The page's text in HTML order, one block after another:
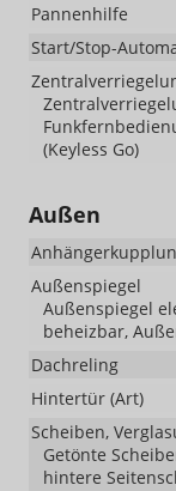
Pannenhilfe
Start/Stop-
(Keyless Go)
Außen
Außenspiegel
Außenspiegel
beheizbar,
Dachreling
Hintertür (Art)
Scheiben,
Getönte
hintere